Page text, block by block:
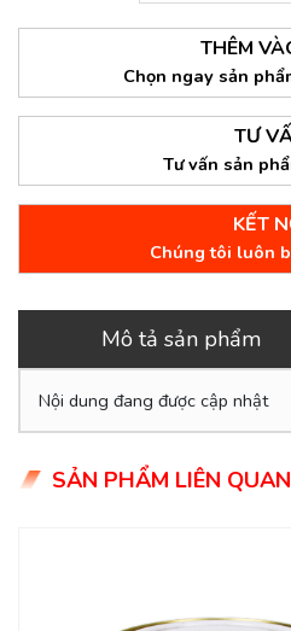
THÊM
Chọn ngay sản
TƯ
Tư vấn sản
KẾT
Chúng tôi luôn
Mô tả sản phẩm
Nội dung đang được cập nhật
SẢN PHẨM LIÊN QUAN